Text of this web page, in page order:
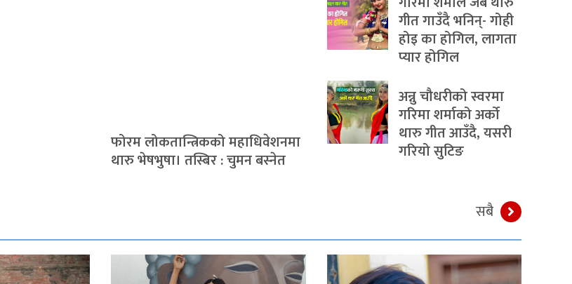
फोरम लोकतान्त्रिकको महाधिवेशनमा
थारु भेषभुषा। तस्बिर : चुमन बस्नेत
गीत गाउँदै भनिन्- गोही
होइ का होगिल, लागता
प्यार होगिल
अन्नु चौधरीको स्वरमा
गरिमा शर्माको अर्को
थारु गीत आउँदै, यसरी
गरियो सुटिङ
सबै